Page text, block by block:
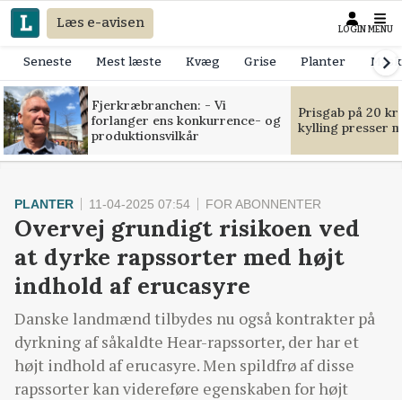
Læs e-avisen LOGIN MENU
Seneste Mest læste Kvæg Grise Planter
Fjerkræbranchen: - Vi
forlanger ens konkurrence- og
produktionsvilkår
Prisgab på 20
kylling presser
PLANTER 11-04-2025 07:54 FOR ABONNENTER
Overvej grundigt risikoen ved
at dyrke rapssorter med højt
indhold af erucasyre
Danske landmænd tilbydes nu også kontrakter på
dyrkning af såkaldte Hear-rapssorter, der har et
højt indhold af erucasyre. Men spildfrø af disse
rapssorter kan videreføre egenskaben for højt